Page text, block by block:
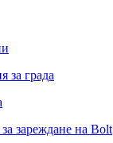
за града
зареждане на Bolt